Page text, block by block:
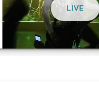
LIVE